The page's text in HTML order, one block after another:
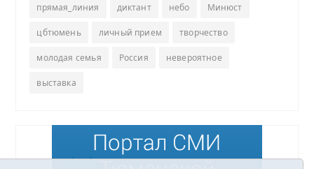
прямая_линия диктант небо Минюст
цбтюмень личный прием творчество
молодая семья Россия невероятное
выставка